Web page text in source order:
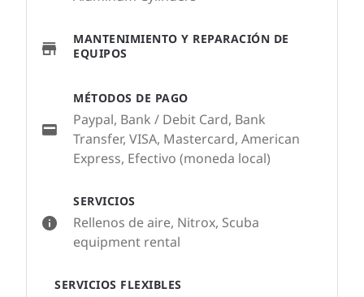
SERVICIOS
Rellenos de aire, Nitrox, Scuba
equipment rental
SERVICIOS FLEXIBLES
MANTENIMIENTO Y REPARACIÓN DE
EQUIPOS
MÉTODOS DE PAGO
Paypal, Bank / Debit Card, Bank
Transfer, VISA, Mastercard, American
Express, Efectivo (moneda local)